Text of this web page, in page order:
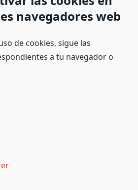
navegadores web
de cookies, sigue las
a tu navegador o